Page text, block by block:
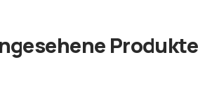
Produkte